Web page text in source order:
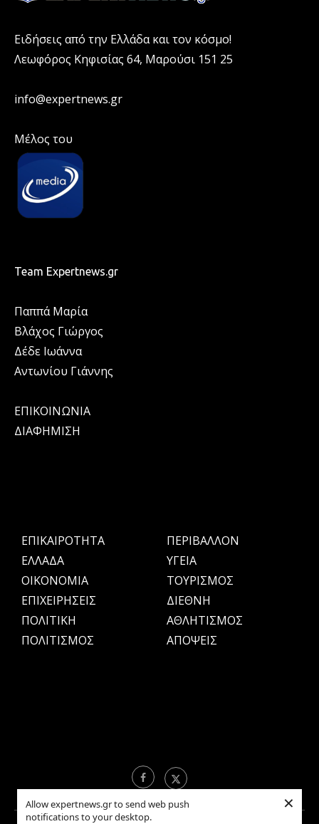
Allow expertnews.gr to send web push
notifications to your desktop.
×
Ειδήσεις από την Ελλάδα και τον κόσμο!
Λεωφόρος Κηφισίας 64, Μαρούσι 151 25
info@expertnews.gr
Μέλος του
Team Expertnews.gr
Παππά Μαρία
Βλάχος Γιώργος
Δέδε Ιωάννα
Αντωνίου Γιάννης
ΕΠΙΚΟΙΝΩΝΙΑ
ΔΙΑΦΗΜΙΣΗ
ΕΠΙΚΑΙΡΟΤΗΤΑ
ΕΛΛΑΔΑ
OIKONOMIA
ΕΠΙΧΕΙΡΗΣΕΙΣ
ΠΟΛΙΤΙΚΗ
ΠΟΛΙΤΙΣΜΟΣ
ΠΕΡΙΒΑΛΛΟΝ
ΥΓΕΙΑ
ΤΟΥΡΙΣΜΟΣ
ΔΙΕΘΝΗ
ΑΘΛΗΤΙΣΜΟΣ
ΑΠΟΨΕΙΣ